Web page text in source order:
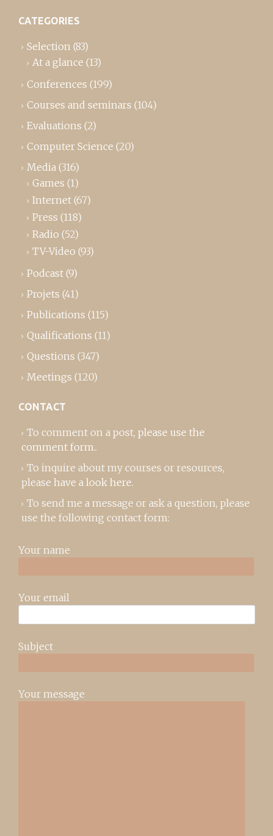
CATEGORIES
Selection (83)
At a glance (13)
Conferences (199)
Courses and seminars (104)
Evaluations (2)
Computer Science (20)
Media (316)
Games (1)
Internet (67)
Press (118)
Radio (52)
TV-Video (93)
Podcast (9)
Projets (41)
Publications (115)
Qualifications (11)
Questions (347)
Meetings (120)
CONTACT
To comment on a post, please use the
comment form..
To inquire about my courses or resources,
please have a look here.
To send me a message or ask a question, please
use the following contact form:
Your name
Your email
Subject
Your message